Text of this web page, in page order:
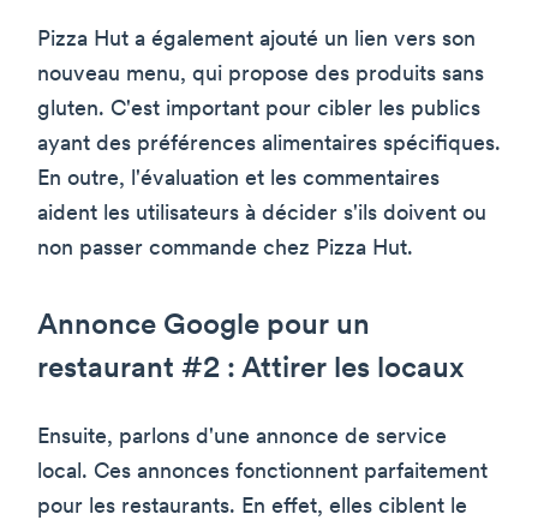
Pizza Hut a également ajouté un lien vers son
nouveau menu, qui propose des produits sans
gluten. C'est important pour cibler les publics
ayant des préférences alimentaires spécifiques.
En outre, l'évaluation et les commentaires
aident les utilisateurs à décider s'ils doivent ou
non passer commande chez Pizza Hut.
Annonce Google pour un
restaurant #2 : Attirer les locaux
Ensuite, parlons d'une annonce de service
local. Ces annonces fonctionnent parfaitement
pour les restaurants. En effet, elles ciblent le